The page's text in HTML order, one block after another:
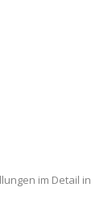
im Detail in